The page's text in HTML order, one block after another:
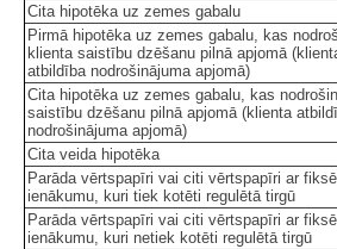
Cita hipotēka uz zemes gabalu
Pirmā hipotēka uz zemes gabalu, kas
klienta saistību dzēšanu pilnā apjomā
atbildība nodrošinājuma apjomā)
Cita hipotēka uz zemes gabalu, kas
saistību dzēšanu pilnā apjomā (klienta
nodrošinājuma apjomā)
Cita veida hipotēka
Parāda vērtspapīri vai citi vērtspapīri ar
ienākumu, kuri tiek kotēti regulētā tirgū
Parāda vērtspapīri vai citi vērtspapīri ar
ienākumu, kuri netiek kotēti regulētā tirgū